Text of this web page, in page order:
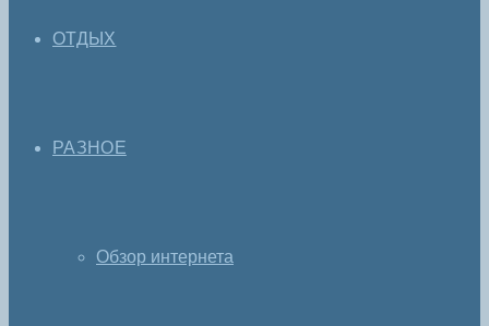
ОТДЫХ
РАЗНОЕ
Обзор интернета